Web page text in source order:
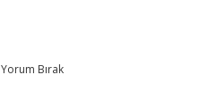
Yorum Bırak